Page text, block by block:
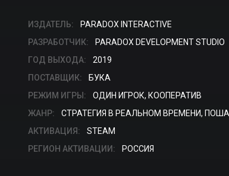
ИЗДАТЕЛЬ:
PARADOX INTERACTIVE
РАЗРАБОТЧИК:
PARADOX DEVELOPMENT STUDIO
ГОД ВЫХОДА:
2019
ПОСТАВЩИК:
БУКА
РЕЖИМ ИГРЫ:
ОДИН ИГРОК, КООПЕРАТИВ
ЖАНР:
СТРАТЕГИЯ В РЕАЛЬНОМ ВРЕМЕНИ,
АКТИВАЦИЯ:
STEAM
РЕГИОН АКТИВАЦИИ:
РОССИЯ